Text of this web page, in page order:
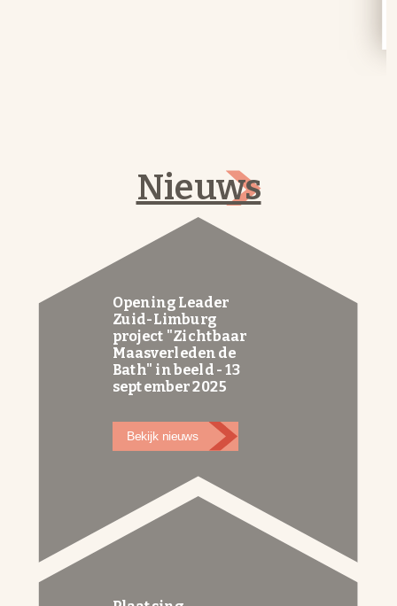
Nieuws
Opening Leader
Zuid-Limburg
project "Zichtbaar
Maasverleden de
Bath" in beeld - 13
september 2025
Bekijk nieuws